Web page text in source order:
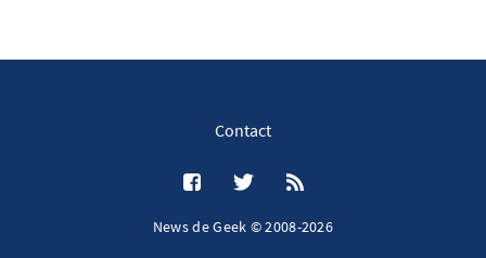
Contact
News de Geek © 2008-2026